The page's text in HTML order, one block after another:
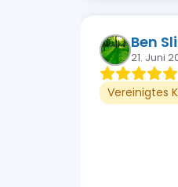
Ben
21. Juni
Vereinigtes